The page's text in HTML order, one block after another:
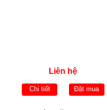
Liên hệ
Chi tiết Đặt mua